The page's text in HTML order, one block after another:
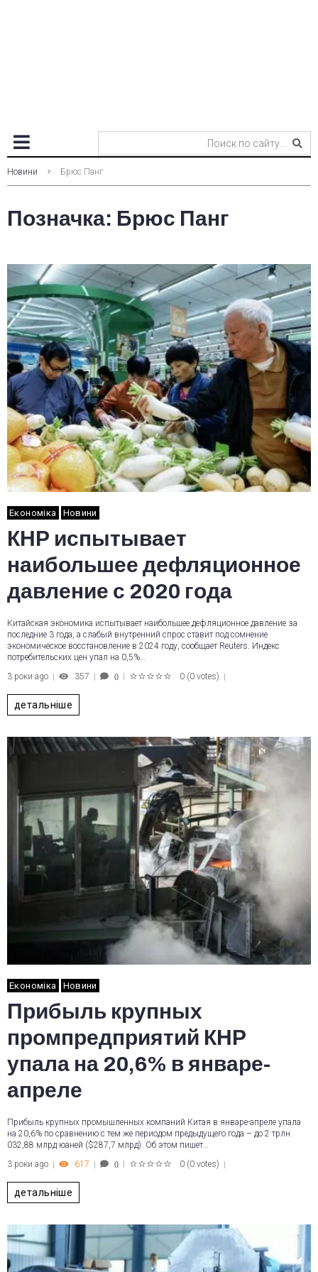
Новини Брюс Панг
Позначка: Брюс Панг
Економіка Новини
КНР испытывает
наибольшее дефляционное
давление с 2020 года
Китайская экономика испытывает наибольшее дефляционное давление за
последние 3 года, а слабый внутренний спрос ставит под сомнение
экономическое восстановление в 2024 году, сообщает Reuters. Индекс
потребительских цен упал на 0,5%…
3 роки ago
357 0 0 (0 votes)
детальніше
Економіка Новини
Прибыль крупных
промпредприятий КНР
упала на 20,6% в январе-
апреле
Прибыль крупных промышленных компаний Китая в январе-апреле упала
на 20,6% по сравнению с тем же периодом предыдущего года – до 2 трлн
032,88 млрд юаней ($287,7 млрд). Об этом пишет…
3 роки ago
617 0 0 (0 votes)
детальніше